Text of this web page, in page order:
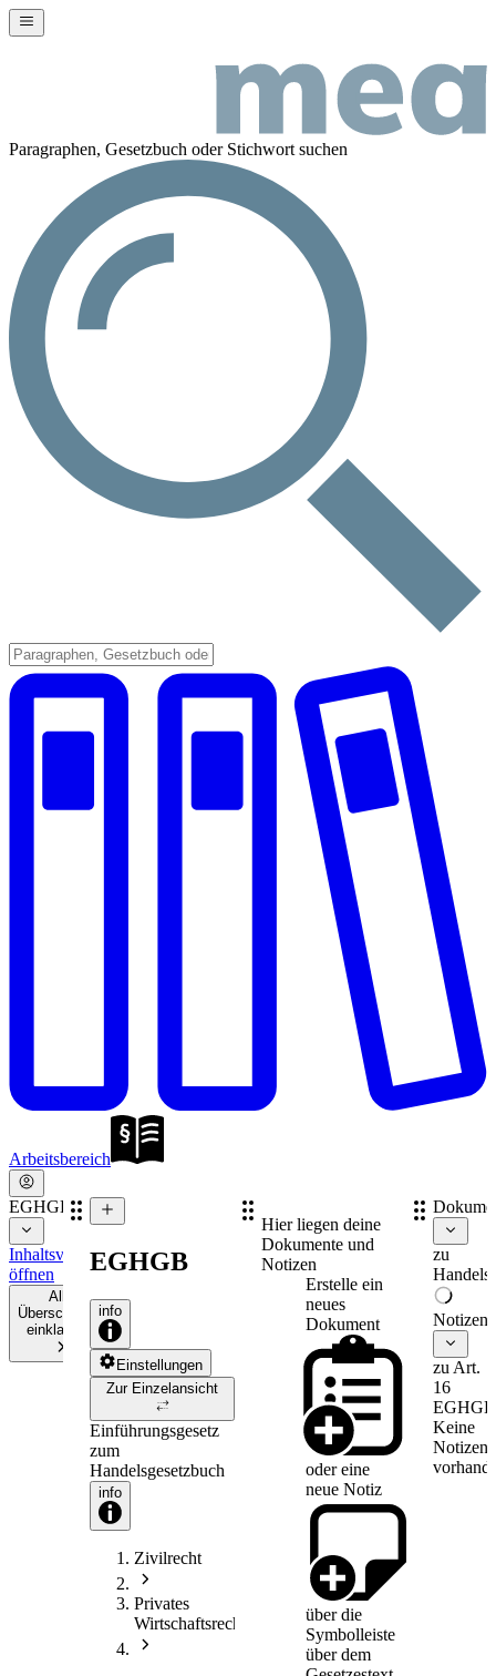
Paragraphen, Gesetzbuch oder Stichwort suchen
Arbeitsbereich
EGHGB
Inhaltsverzeichnis
öffnen
Alle
Überschriften
einklappen
EGHGB
info
Einstellungen
Zur Einzelansicht
Einführungsgesetz
zum
Handelsgesetzbuch
info
Zivilrecht
Privates
Wirtschaftsrecht
Hier liegen deine
Dokumente und
Notizen
Erstelle ein
neues
Dokument
oder eine
neue Notiz
über die
Symbolleiste
über dem
zu
Notizen
zu Art.
16
EGHGB
Keine
Notizen